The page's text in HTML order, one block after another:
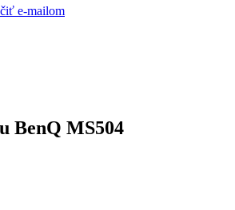
e-mailom
BenQ MS504